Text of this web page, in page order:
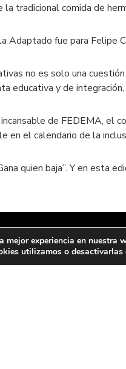
tradicional comida de
Adaptado fue para
no es solo una
educativa y de
de FEDEMA,
en el calendario de la
quien baja”. Y en esta
experiencia en nuestra
utilizamos o